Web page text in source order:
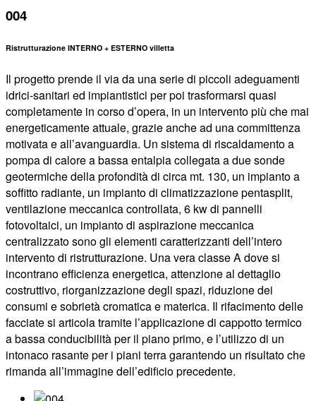
004
Ristrutturazione INTERNO + ESTERNO villetta
Il progetto prende il via da una serie di piccoli adeguamenti
idrici-sanitari ed impiantistici per poi trasformarsi quasi
completamente in corso d’opera, in un intervento più che mai
energeticamente attuale, grazie anche ad una committenza
motivata e all’avanguardia. Un sistema di riscaldamento a
pompa di calore a bassa entalpia collegata a due sonde
geotermiche della profondità di circa mt. 130, un impianto a
soffitto radiante, un impianto di climatizzazione pentasplit,
ventilazione meccanica controllata, 6 kw di pannelli
fotovoltaici, un impianto di aspirazione meccanica
centralizzato sono gli elementi caratterizzanti dell’intero
intervento di ristrutturazione. Una vera classe A dove si
incontrano efficienza energetica, attenzione al dettaglio
costruttivo, riorganizzazione degli spazi, riduzione dei
consumi e sobrietà cromatica e materica. Il rifacimento delle
facciate si articola tramite l’applicazione di cappotto termico
a bassa conducibilità per il piano primo, e l’utilizzo di un
intonaco rasante per i piani terra garantendo un risultato che
rimanda all’immagine dell’edificio precedente.